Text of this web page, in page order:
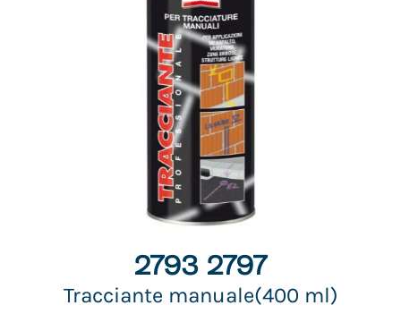
2793 2797
Tracciante manuale(400 ml)